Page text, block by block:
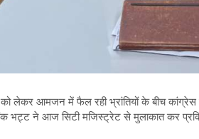
को लेकर आमजन में फैल रही भ्रांतियों के बीच कांग्रेस
ने आज सिटी मजिस्ट्रेट से मुलाकात कर